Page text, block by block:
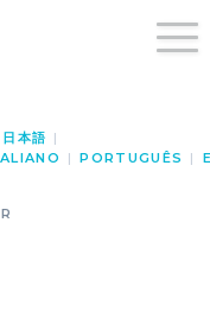
日本語 |
| PORTUGUÊS |